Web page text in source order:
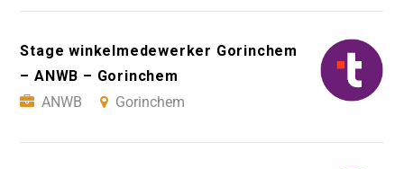
Stage winkelmedewerker Gorinchem
– ANWB – Gorinchem
ANWB
Gorinchem